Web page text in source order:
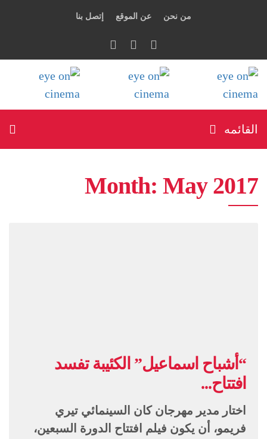
من نحن عن الموقع إتصل بنا
القائمه
Month: May 2017
“أشباح اسماعيل” الكئيبة تفسد
افتتاح...
اختار مدير مهرجان كان السينمائي تيري
فريمو، أن يكون فيلم افتتاح الدورة السبعين،